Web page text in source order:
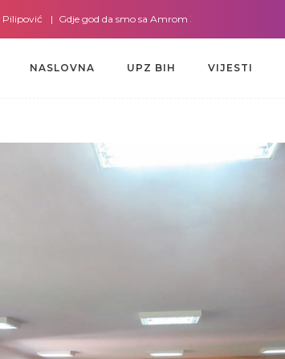
Gdje god da smo sa Amrom Žužić-Bećirbegović
NASLOVNA UPZ BIH VIJESTI
NASLOVNA UPZ BIH